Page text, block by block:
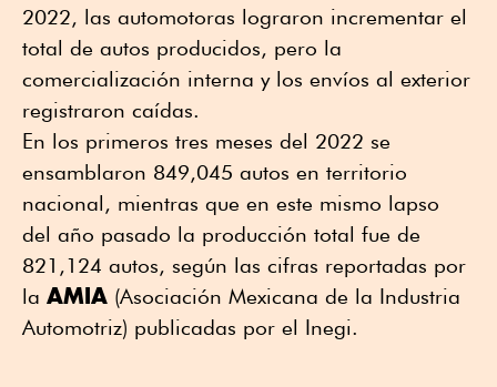
2022, las automotoras lograron incrementar el
total de autos producidos, pero la
comercialización interna y los envíos al exterior
registraron caídas.
En los primeros tres meses del 2022 se
ensamblaron 849,045 autos en territorio
nacional, mientras que en este mismo lapso
del año pasado la producción total fue de
821,124 autos, según las cifras reportadas por
la AMIA (Asociación Mexicana de la Industria
Automotriz) publicadas por el Inegi.